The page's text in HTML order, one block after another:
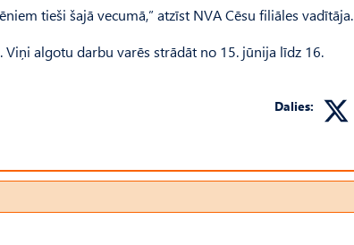
tieši šajā vecumā,” atzīst NVA Cēsu filiāles vadītāja.
algotu darbu varēs strādāt no 15. jūnija līdz 16.
Dalies: